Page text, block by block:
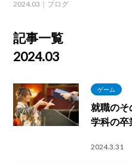
2024.03 ｜ブログ
記事一覧
2024.03
ゲーム
就職のそ
学科の卒
2024.3.31